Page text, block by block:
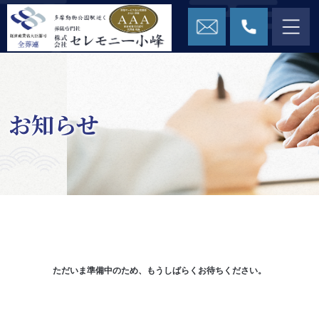
お知らせ
ただいま準備中のため、もうしばらくお待ちください。